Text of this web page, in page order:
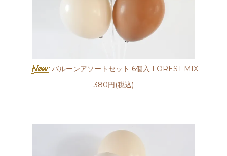
バルーンアソートセット 6個入 FOREST MIX
380円(税込)